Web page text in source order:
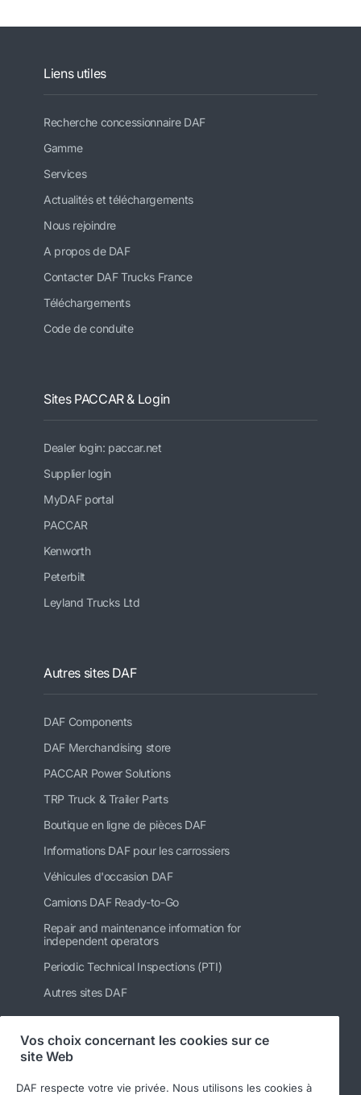
Liens utiles
Recherche concessionnaire DAF
Gamme
Services
Actualités et téléchargements
Nous rejoindre
A propos de DAF
Contacter DAF Trucks France
Téléchargements
Code de conduite
Sites PACCAR & Login
Dealer login: paccar.net
Supplier login
MyDAF portal
PACCAR
Kenworth
Peterbilt
Leyland Trucks Ltd
Autres sites DAF
DAF Components
DAF Merchandising store
PACCAR Power Solutions
TRP Truck & Trailer Parts
Boutique en ligne de pièces DAF
Informations DAF pour les carrossiers
Véhicules d'occasion DAF
Camions DAF Ready-to-Go
Repair and maintenance information for
independent operators
Periodic Technical Inspections (PTI)
Autres sites DAF
Suivez-nous
Vos choix concernant les cookies sur ce
site Web
DAF respecte votre vie privée. Nous utilisons les cookies à